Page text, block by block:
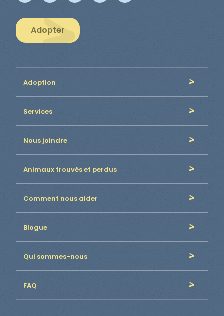
Adopter
Adoption
Services
Nous joindre
Animaux trouvés et perdus
Comment nous aider
Blogue
Qui sommes-nous
FAQ